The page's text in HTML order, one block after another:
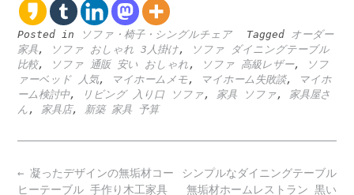
Posted in ソファ・椅子・シングルチェア Tagged
オーダー
家具, ソファ おしゃれ 3人掛け,
ソファ ダイニングテーブル
比較, ソファ 通販 安い おしゃれ , ソファ 高級レザー,
ソフ
ァーベッド 人気, マイホームメモ, マイホーム失敗談,
マイホ
ーム検討中, リビング 入り口 ソファ, 家具 ソファ, 家具屋さ
ん , 家具店, 新築 家具 予算
Post
navigation
シンプルなダイニングテーブル
無垢材ホームレストラン 黒い
← 凝ったデザインの無垢材コー
ヒーテーブル 手作り木工家具